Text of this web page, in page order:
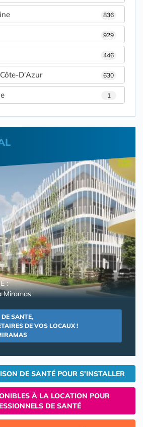
836
929
446
D'Azur 630
1
:
Miramas
SANTE,
DE VOS LOCAUX !
DE SANTÉ POUR S'INSTALLER
À LA LOCATION POUR
DE SANTÉ